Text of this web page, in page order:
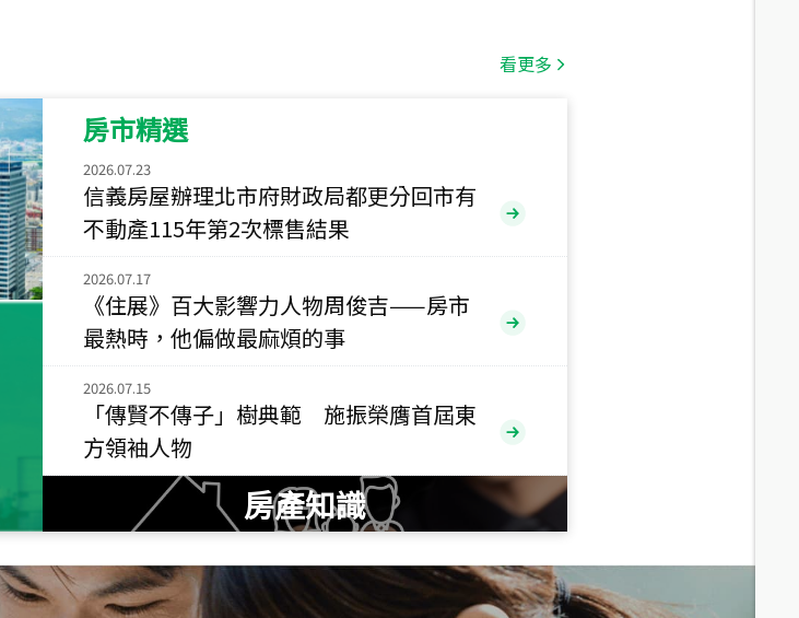
115
新北市永和區環河西路二段
115年07月 成交
央央 5,800萬
115年07月 成交
小西華
115 年 07 月 成交
台北市中山區長春路
總價
115年07月 成交
十泉十美
台北市北投區光明路
總價
看更多
房市精選
2026.07.23
信義房屋辦理北市府財政局都更分回市有
不動產115年第2次標售結果
2026.07.17
《住展》百大影響力人物周俊吉——房市
最熱時，他偏做最麻煩的事
2026.07.15
「傳賢不傳子」樹典範 施振榮膺首屆東
方領袖人物
房產知識